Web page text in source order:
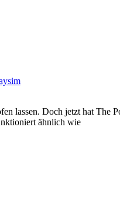
lassen. Doch jetzt hat The
ähnlich wie